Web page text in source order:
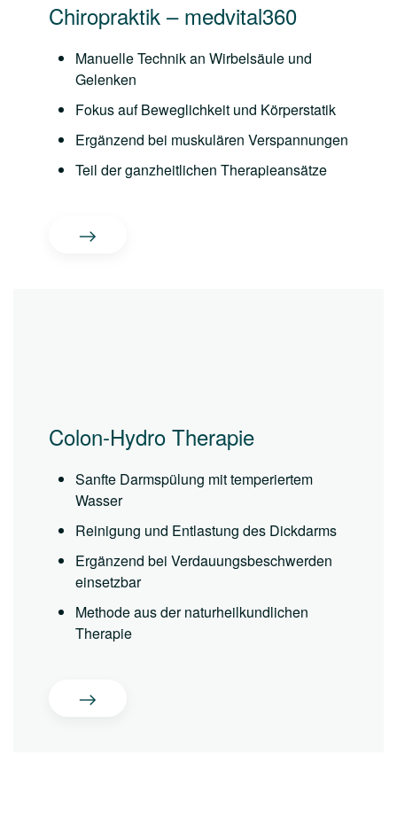
Chiropraktik – medvital360
Manuelle Technik an Wirbelsäule und
Gelenken
Fokus auf Beweglichkeit und Körperstatik
Ergänzend bei muskulären Verspannungen
Teil der ganzheitlichen Therapieansätze
Colon-Hydro Therapie
Sanfte Darmspülung mit temperiertem
Wasser
Reinigung und Entlastung des Dickdarms
Ergänzend bei Verdauungsbeschwerden
einsetzbar
Methode aus der naturheilkundlichen
Therapie